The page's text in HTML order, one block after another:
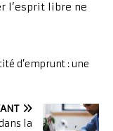
l’esprit libre ne
d’emprunt : une
la